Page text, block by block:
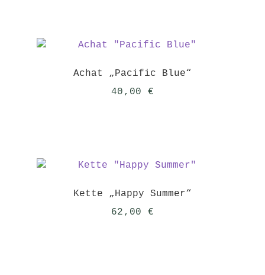
Achat „Pacific Blue“
40,00 €
Kette „Happy Summer“
62,00 €